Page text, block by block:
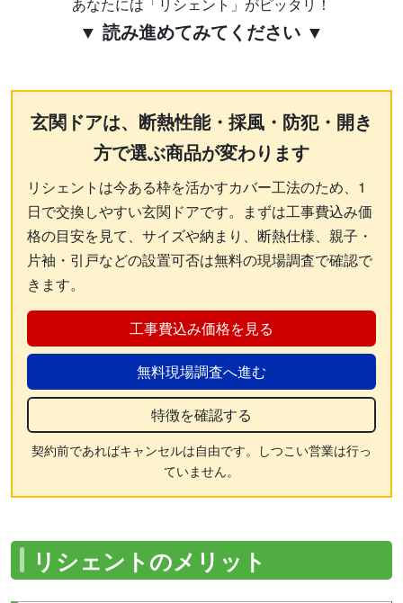
あなたには「リシェント」がピッタリ！
▼ 読み進めてみてください ▼
玄関ドアは、断熱性能・採風・防犯・開き
方で選ぶ商品が変わります
リシェントは今ある枠を活かすカバー工法のため、1
日で交換しやすい玄関ドアです。まずは工事費込み価
格の目安を見て、サイズや納まり、断熱仕様、親子・
片袖・引戸などの設置可否は無料の現場調査で確認で
きます。
工事費込み価格を見る
無料現場調査へ進む
特徴を確認する
契約前であればキャンセルは自由です。しつこい営業は行っ
ていません。
リシェントのメリット